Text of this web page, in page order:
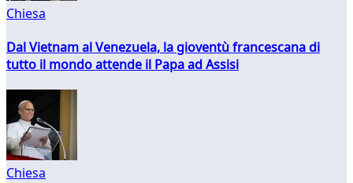
Chiesa
Dal Vietnam al Venezuela, la gioventù francescana di
tutto il mondo attende il Papa ad Assisi
Chiesa